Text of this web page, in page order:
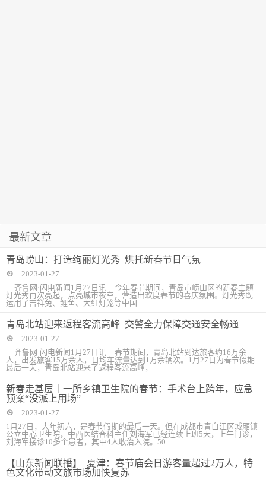
最新文章
青岛崂山：打造绚丽灯光秀 烘托新春节日气氛
2023-01-27
齐鲁网·闪电新闻1月27日讯 今年春节期间，青岛市崂山区的新春主题
灯光秀再次亮起，点亮城市夜空，营造出欢度春节的喜庆氛围。灯光秀既
运用了吉祥兔、鲤鱼、大红灯笼等中国
青岛北站迎来返程客流高峰 交警全力保障交通安全畅通
2023-01-27
齐鲁网·闪电新闻1月27日讯 春节期间，青岛北站到达旅客约16万余
人，出发旅客15万余人，日均车流量达到1万余辆次。1月27日为春节假期
最后一天，青岛北站迎来了返程客流高峰，
新春走基层｜一所乡镇卫生院的春节：手术台上跨年，应急
预案“没派上用场”
2023-01-27
1月27日，大年初六，是春节假期的最后一天。但在成都市青白江区城厢镇
公立中心卫生院，中西医结合科主任刘海军已经连续上班5天，上午门诊，
刘海军接诊10多个患者，其中4人收治入院。50
【山东新闻联播】 夏津：春节庙会日游客量超过2万人，特
色文化带动文旅市场加快复苏